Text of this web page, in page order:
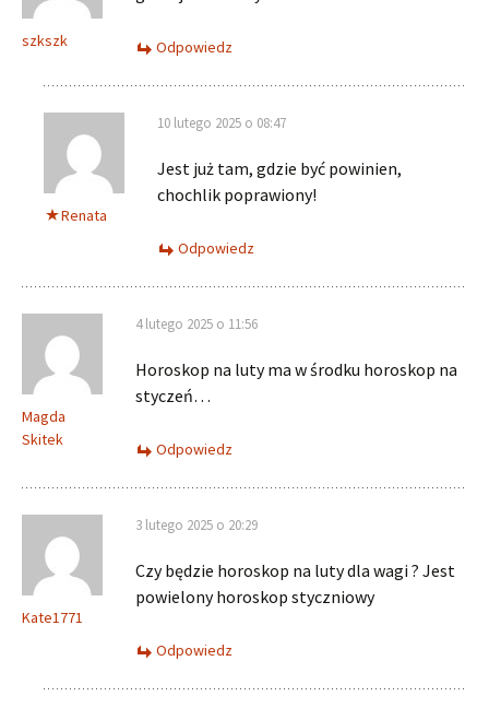
szkszk Odpowiedz
Renata
10 lutego 2025 o 08:47
Jest już tam, gdzie być powinien,
chochlik poprawiony!
Odpowiedz
Magda
Skitek
4 lutego 2025 o 11:56
Horoskop na luty ma w środku horoskop na
styczeń…
Odpowiedz
Kate1771
3 lutego 2025 o 20:29
Czy będzie horoskop na luty dla wagi ? Jest
powielony horoskop styczniowy
Odpowiedz